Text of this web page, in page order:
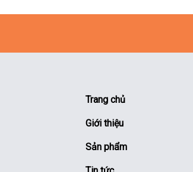
Trang chủ
Giới thiệu
Sản phẩm